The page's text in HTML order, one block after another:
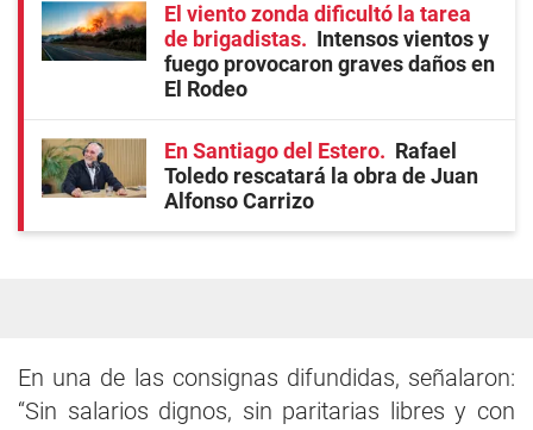
El viento zonda dificultó la tarea
de brigadistas
Intensos vientos y
fuego provocaron graves daños en
El Rodeo
En Santiago del Estero
Rafael
Toledo rescatará la obra de Juan
Alfonso Carrizo
En una de las consignas difundidas, señalaron:
“Sin salarios dignos, sin paritarias libres y con